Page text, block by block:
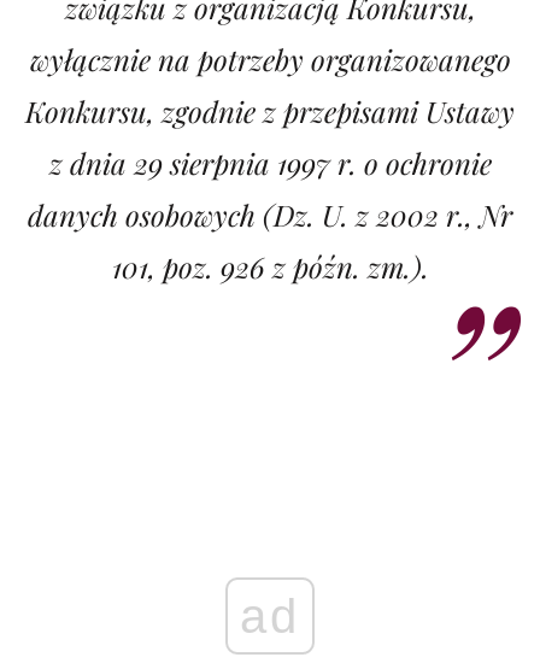
wyłącznie na potrzeby organizowanego
Konkursu, zgodnie z przepisami Ustawy
z dnia 29 sierpnia 1997 r. o ochronie
danych osobowych (Dz. U. z 2002 r., Nr
101, poz. 926 z późn. zm.).
ad